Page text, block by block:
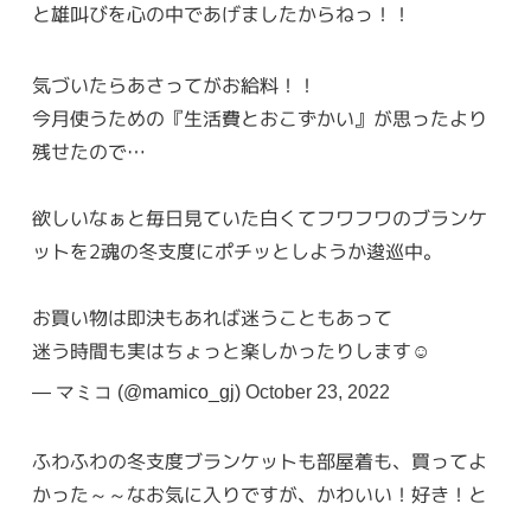
と雄叫びを心の中であげましたからねっ！！
気づいたらあさってがお給料！！
今月使うための『生活費とおこずかい』が思ったより
残せたので…
欲しいなぁと毎日見ていた白くてフワフワのブランケ
ットを2魂の冬支度にポチッとしようか逡巡中。
お買い物は即決もあれば迷うこともあって
迷う時間も実はちょっと楽しかったりします☺️
— マミコ (@mamico_gj) October 23, 2022
ふわふわの冬支度ブランケットも部屋着も、買ってよ
かった～～なお気に入りですが、かわいい！好き！と